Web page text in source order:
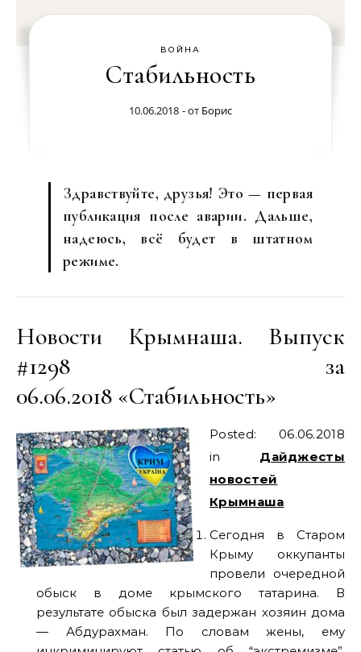
ВОЙНА
Стабильность
10.06.2018 - от Борис
Здравствуйте, друзья! Это — первая
публикация после аварии. Дальше,
надеюсь, всё будет в штатном
режиме.
Новости Крымнаша. Выпуск
#1298 за
06.06.2018 «Стабильность»
Posted: 06.06.2018
in Дайджесты
новостей
Крымнаша
Сегодня в Старом
Крыму оккупанты
провели очередной
обыск в доме крымского татарина. В
результате обыска был задержан хозяин дома
— Абдурахман. По словам жены, ему